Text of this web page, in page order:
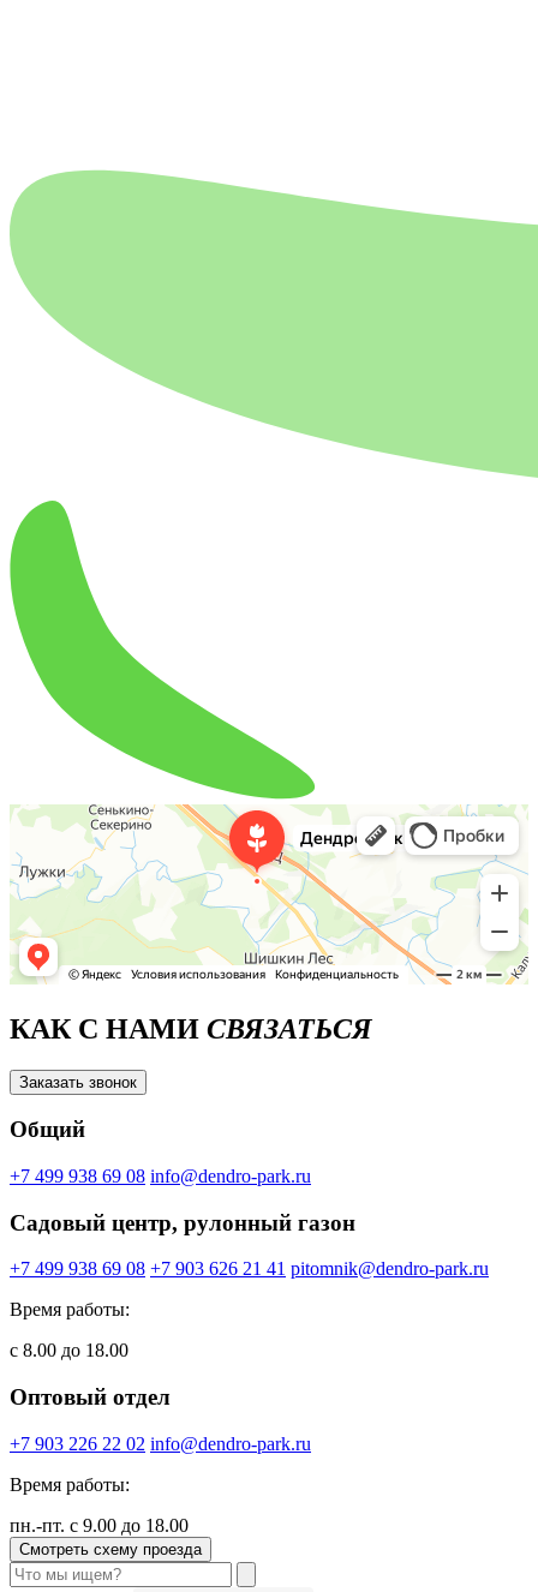
КАК С НАМИ СВЯЗАТЬСЯ
Заказать звонок
Общий
+7 499 938 69 08 info@dendro-park.ru
Садовый центр, рулонный газон
+7 499 938 69 08 +7 903 626 21 41 pitomnik@dendro-park.ru
Время работы:
с 8.00 до 18.00
Оптовый отдел
+7 903 226 22 02 info@dendro-park.ru
Время работы:
пн.-пт. с 9.00 до 18.00
Смотреть схему проезда